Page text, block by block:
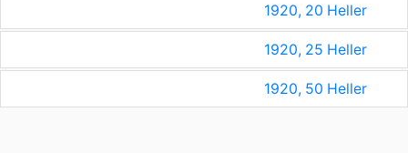
1920, 20 Heller
1920, 25 Heller
1920, 50 Heller